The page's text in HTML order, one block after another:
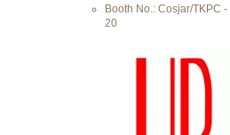
Booth No.: Cosjar/TKPC -
20